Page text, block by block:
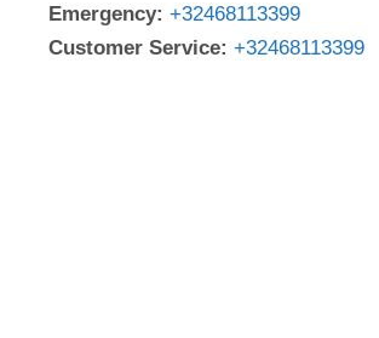
Emergency: +32468113399
Customer Service: +32468113399